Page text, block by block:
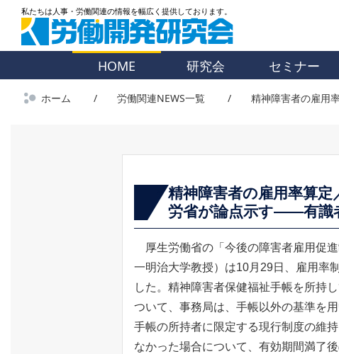
HOME 研究会 セミナー
ホーム 労働関連NEWS一覧 精神障害者の雇用
精神障害者の雇用率算
労省が論点示す――有識
厚生労働省の「今後の障害者雇用促
一明治大学教授）は10月29日、雇用率
した。精神障害者保健福祉手帳を所持
ついて、事務局は、手帳以外の基準を
手帳の所持者に限定する現行制度の維
なかった場合について、有効期間満了